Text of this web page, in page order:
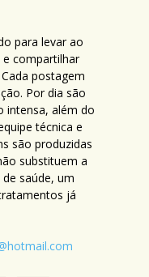
para levar ao
e compartilhar
postagem
Por dia são
intensa, além do
técnica e
são produzidas
substituem a
saúde, um
já